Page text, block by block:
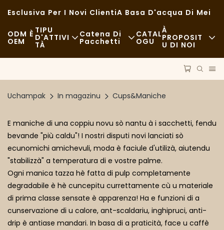
Esclusiva Per I Novi ClientiA Basa D'acqua Di Mei
ODM È
OEM
TIPU
D'ATTIVI
TÀ
Fast Food
Casuale
Caffè È Coffee Shops
Buffet
Camion Di Cibu
Panetteria
Cucchiara Grassa
Catena Di
Pacchetti
Tecnulugia
CATAL
OGU
À
PROPOSIT
U DI NOI
Nutizie
Sustenibilità
FAQS
Bloggu
Uchampak In magazinu Cups&Maniche
E maniche di una coppiu novu sò nantu à i sacchetti, fendu
bevande "più caldu"! I nostri disputi novi lanciati sò
ecunomichi amichevuli, moda è faciule d'utilizà, aiutendu
"stabilizzà" a temperatura di e vostre palme.
Ogni manica tazza hè fatta di pulp completamente
degradabile è hè cuncepitu currettamente cù u materiale
di prima classe sensate è apparenza! Ha e funzioni di a
cunservazione di u calore, ant-scaldariu, inghipruci, anti-
drip è antiase mandari. In basa di a praticità, face u caffè